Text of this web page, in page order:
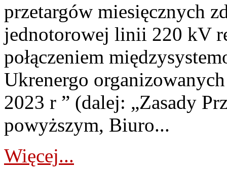
przetargów miesięcznych
jednotorowej linii 220 kV
połączeniem
Ukrenergo
2023 r ” (dalej: „Zasady
powyższym, Biuro...
Więcej...